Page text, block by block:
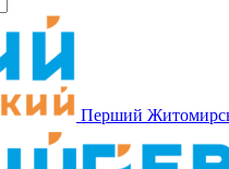
Перший